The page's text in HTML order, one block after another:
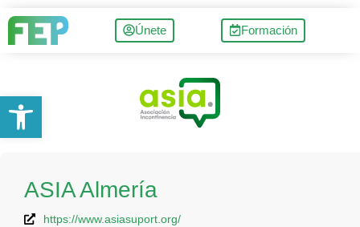
Únete Formación
ASIA Almería
https://www.asiasuport.org/
Abrir barra de herramientas